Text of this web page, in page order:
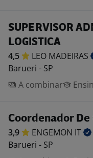
SUPERVISOR
LOGISTICA
4,5 LEO MADEIRAS
Barueri - SP
A combinar
Coordenador De
3,9 ENGEMON IT
Barueri - SP